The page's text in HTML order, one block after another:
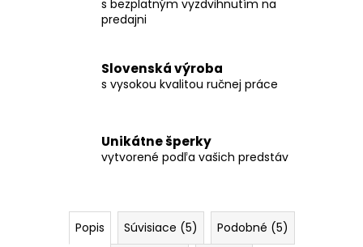
s bezplatným vyzdvihnutím na
predajni
Slovenská výroba
s vysokou kvalitou ručnej práce
Unikátne šperky
vytvorené podľa vašich predstáv
Popis Súvisiace (5)
Podobné (5)